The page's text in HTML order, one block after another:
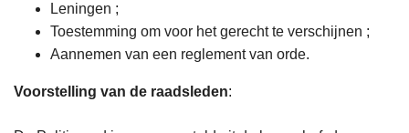
Leningen ;
Toestemming om voor het gerecht te verschijnen ;
Aannemen van een reglement van orde.
Voorstelling van de raadsleden: